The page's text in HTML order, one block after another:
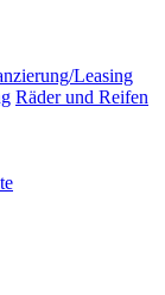
Leasing
Räder und Reifen